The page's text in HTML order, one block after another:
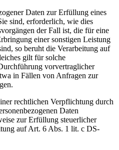
Daten zur Erfüllung eines
sind, erforderlich, wie dies
der Fall ist, die für eine
einer sonstigen Leistung
so beruht die Verarbeitung auf
gilt für solche
vorvertraglicher
in Fällen von Anfragen zur
rechtlichen Verpflichtung durch
Daten
zur Erfüllung steuerlicher
auf Art. 6 Abs. 1 lit. c DS-